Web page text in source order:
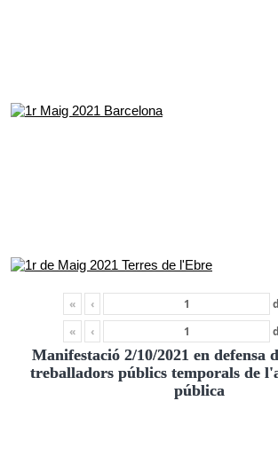
« ‹
«
‹
Manifestació 2/10/2021 en defensa
treballadors públics temporals de
pública